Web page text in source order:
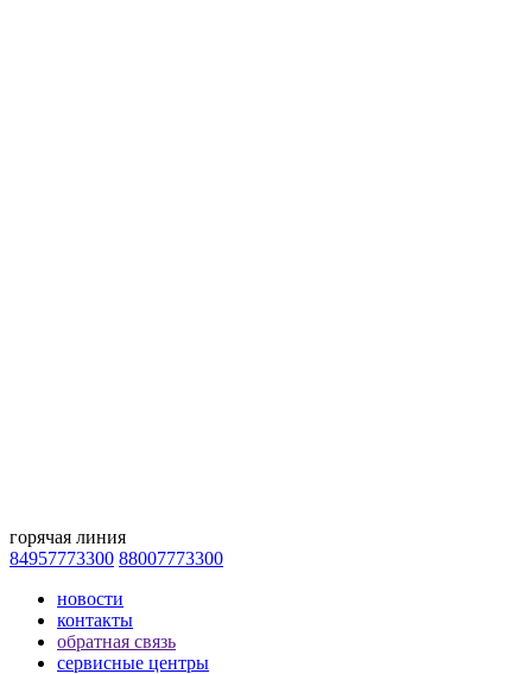
горячая линия
84957773300 88007773300
новости
контакты
обратная связь
сервисные центры